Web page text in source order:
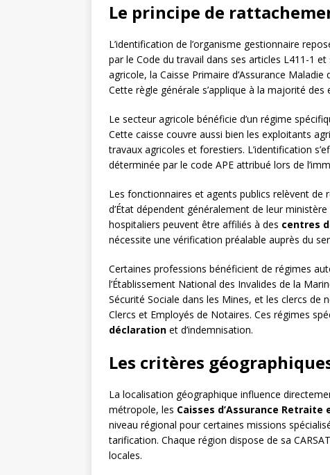
Le principe de
L’identification de l’organisme gestionnaire
par le Code du travail dans ses articles L411-1
agricole, la Caisse Primaire d’Assurance
Cette règle générale s’applique à la majorité
Le secteur agricole bénéficie d’un régime
Cette caisse couvre aussi bien les exploitants
travaux agricoles et forestiers. L’identification
déterminée par le code APE attribué lors de
Les fonctionnaires et agents publics relèvent
d’État dépendent généralement de leur
hospitaliers peuvent être affiliés à des centres
nécessite une vérification préalable auprès du
Certaines professions bénéficient de régimes
l’Établissement National des Invalides de la
Sécurité Sociale dans les Mines, et les clercs de
Clercs et Employés de Notaires. Ces régimes
déclaration et d’indemnisation.
Les critères
La localisation géographique influence
métropole, les Caisses d’Assurance
niveau régional pour certaines missions
tarification. Chaque région dispose de sa
locales.